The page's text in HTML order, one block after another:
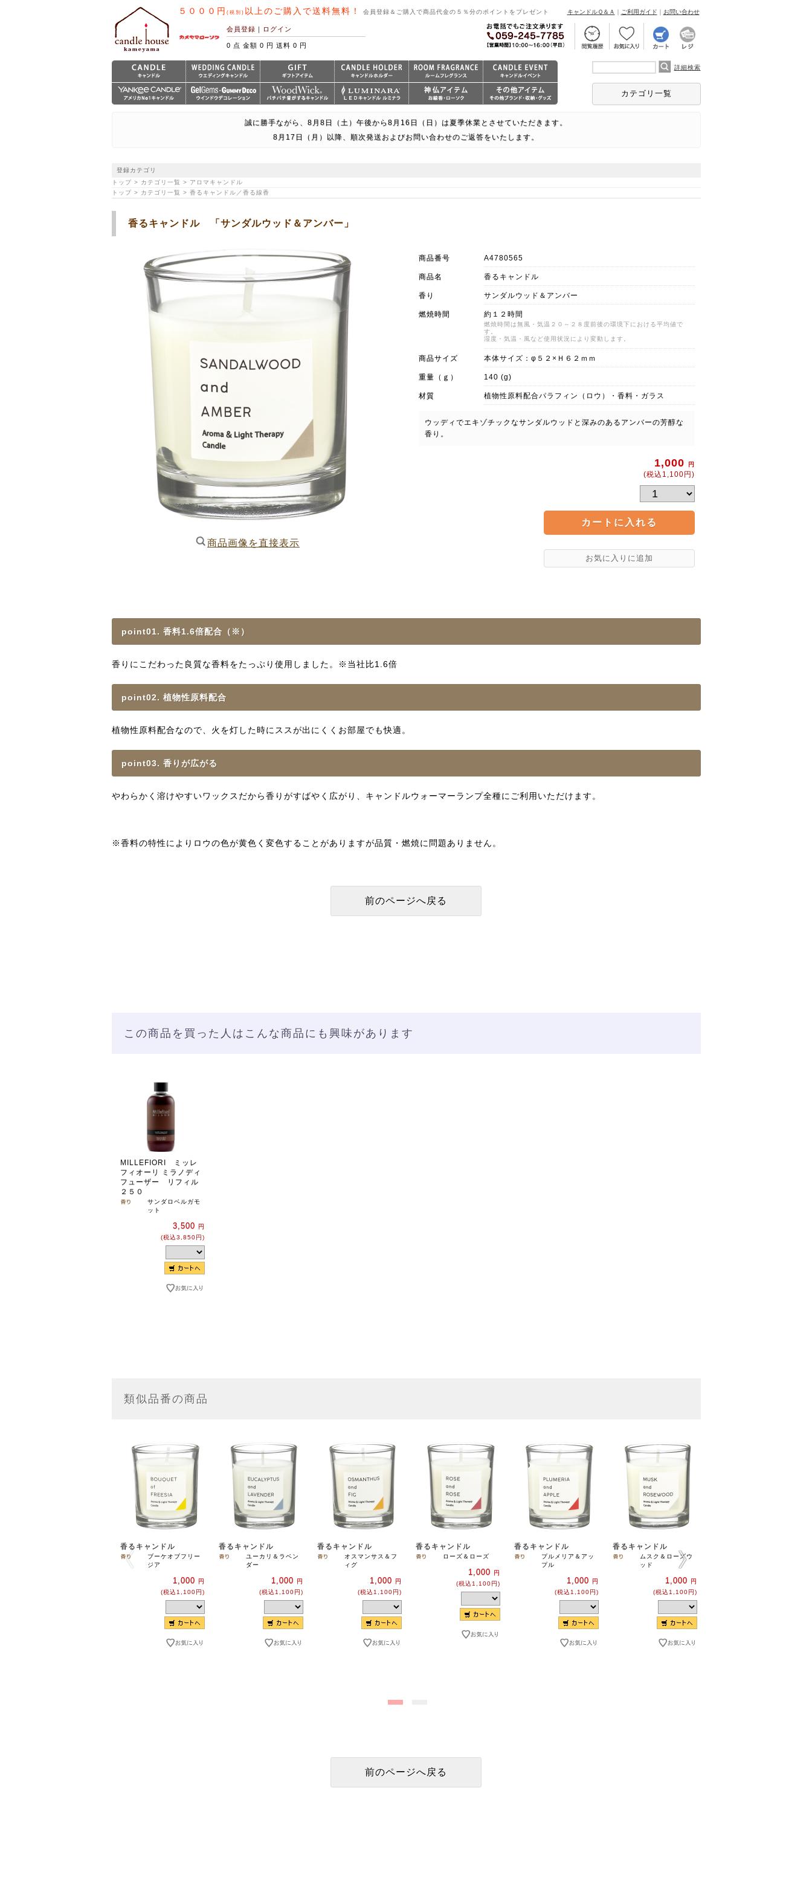
５０００円 (税別) 以上のご購入で送料無料！ 会員登録＆ご購入で商品代金の５％分のポイントをプレゼント キャンドルＱ＆Ａ ｜ ご利用ガイド ｜ お問い合わせ
会員登録 ｜ ログイン
0 点 金額 0 円 送料 0 円
詳細検索
カテゴリ一覧
誠に勝手ながら、8月8日（土）午後から8月16日（日）は夏季休業とさせていただきます。
8月17日（月）以降、順次発送およびお問い合わせのご返答をいたします。
登録カテゴリ
トップ > カテゴリ一覧 > アロマキャンドル
トップ > カテゴリ一覧 > 香るキャンドル／香る線香
香るキャンドル 「サンダルウッド＆アンバー」
商品画像を直接表示
商品番号 A4780565
商品名 香るキャンドル
香り サンダルウッド＆アンバー
燃焼時間 約１２時間
燃焼時間は無風・気温２０～２８度前後の環境下における平均値で
す。
湿度・気温・風など使用状況により変動します。
商品サイズ 本体サイズ：φ５２×Ｈ６２ｍｍ
重量（ｇ） 140 (g)
材質 植物性原料配合パラフィン（ロウ）・香料・ガラス
ウッディでエキゾチックなサンダルウッドと深みのあるアンバーの芳醇な
香り。
1,000 円
(税込1,100円)
point01. 香料1.6倍配合（※）
香りにこだわった良質な香料をたっぷり使用しました。※当社比1.6倍
point02. 植物性原料配合
植物性原料配合なので、火を灯した時にススが出にくくお部屋でも快適。
point03. 香りが広がる
やわらかく溶けやすいワックスだから香りがすばやく広がり、キャンドルウォーマーランプ全種にご利用いただけます。
※香料の特性によりロウの色が黄色く変色することがありますが品質・燃焼に問題ありません。
この商品を買った人はこんな商品にも興味があります
MILLEFIORI ミッレ
フィオーリ ミラノディ
フューザー リフィル
２５０
サンダロベルガモ
ット
3,500
円
(税込3,850円)
類似品番の商品
香るキャンドル
ブーケオブフリー
ジア
1,000
円
(税込1,100円)
香るキャンドル
ユーカリ＆ラベン
ダー
1,000
円
(税込1,100円)
香るキャンドル
オスマンサス＆フ
ィグ
1,000
円
(税込1,100円)
香るキャンドル
ローズ＆ローズ
1,000
円
(税込1,100円)
香るキャンドル
プルメリア＆アッ
プル
1,000
円
(税込1,100円)
香るキャンドル
ムスク＆ローズウ
ッド
1,000
円
(税込1,100円)